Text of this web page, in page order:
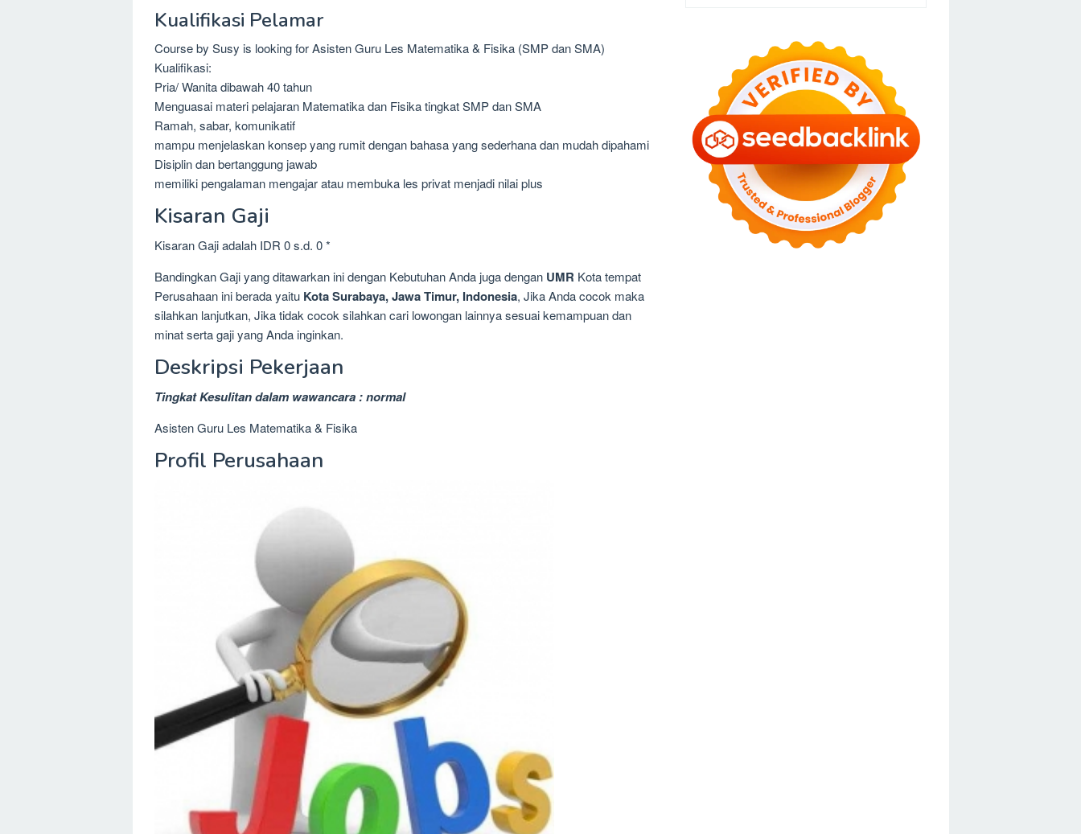
Kualifikasi Pelamar
Course by Susy is looking for Asisten Guru Les Matematika & Fisika (SMP dan SMA)
Kualifikasi:
Pria/ Wanita dibawah 40 tahun
Menguasai materi pelajaran Matematika dan Fisika tingkat SMP dan SMA
Ramah, sabar, komunikatif
mampu menjelaskan konsep yang rumit dengan bahasa yang sederhana dan mudah dipahami
Disiplin dan bertanggung jawab
memiliki pengalaman mengajar atau membuka les privat menjadi nilai plus
Kisaran Gaji
Kisaran Gaji adalah IDR 0 s.d. 0 *
Bandingkan Gaji yang ditawarkan ini dengan Kebutuhan Anda juga dengan UMR Kota tempat
Perusahaan ini berada yaitu Kota Surabaya, Jawa Timur, Indonesia, Jika Anda cocok maka
silahkan lanjutkan, Jika tidak cocok silahkan cari lowongan lainnya sesuai kemampuan dan
minat serta gaji yang Anda inginkan.
Deskripsi Pekerjaan
Tingkat Kesulitan dalam wawancara : normal
Asisten Guru Les Matematika & Fisika
Profil Perusahaan